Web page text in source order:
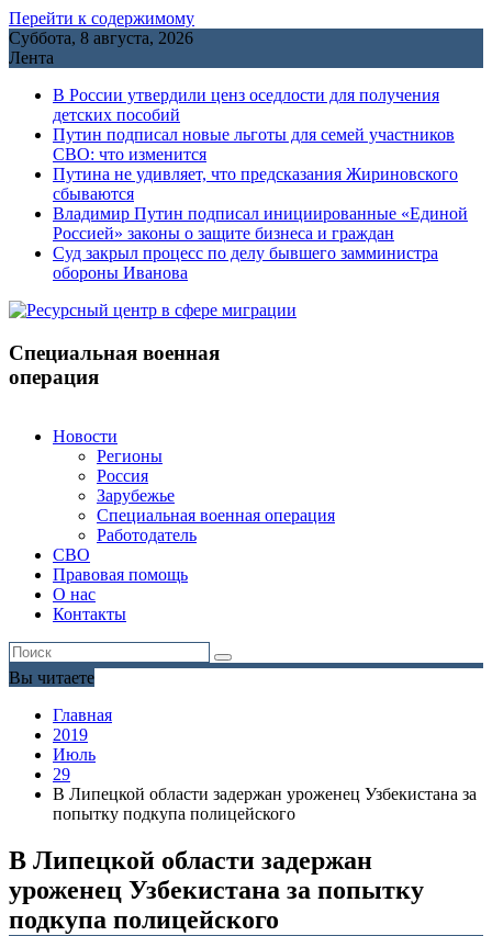
Перейти к содержимому
Суббота, 8 августа, 2026
Лента
В России утвердили ценз оседлости для получения
детских пособий
Путин подписал новые льготы для семей участников
СВО: что изменится
Путина не удивляет, что предсказания Жириновского
сбываются
Владимир Путин подписал инициированные «Единой
Россией» законы о защите бизнеса и граждан
Cуд закрыл процесс по делу бывшего замминистра
обороны Иванова
Специальная военная
операция
Новости
Регионы
Россия
Зарубежье
Специальная военная операция
Работодатель
СВО
Правовая помощь
О нас
Контакты
Вы читаете
Главная
2019
Июль
29
В Липецкой области задержан уроженец Узбекистана за
попытку подкупа полицейского
В Липецкой области задержан
уроженец Узбекистана за попытку
подкупа полицейского